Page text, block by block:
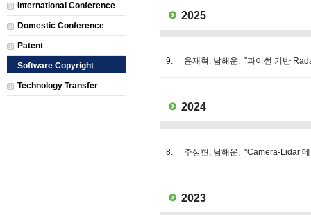
International Conference
Domestic Conference
Patent
Software Copyright
Technology Transfer
2025
9. 윤재혁, 남해운, "파이썬 기반
2024
8. 주상현, 남해운, "Camera-Lidar
2023